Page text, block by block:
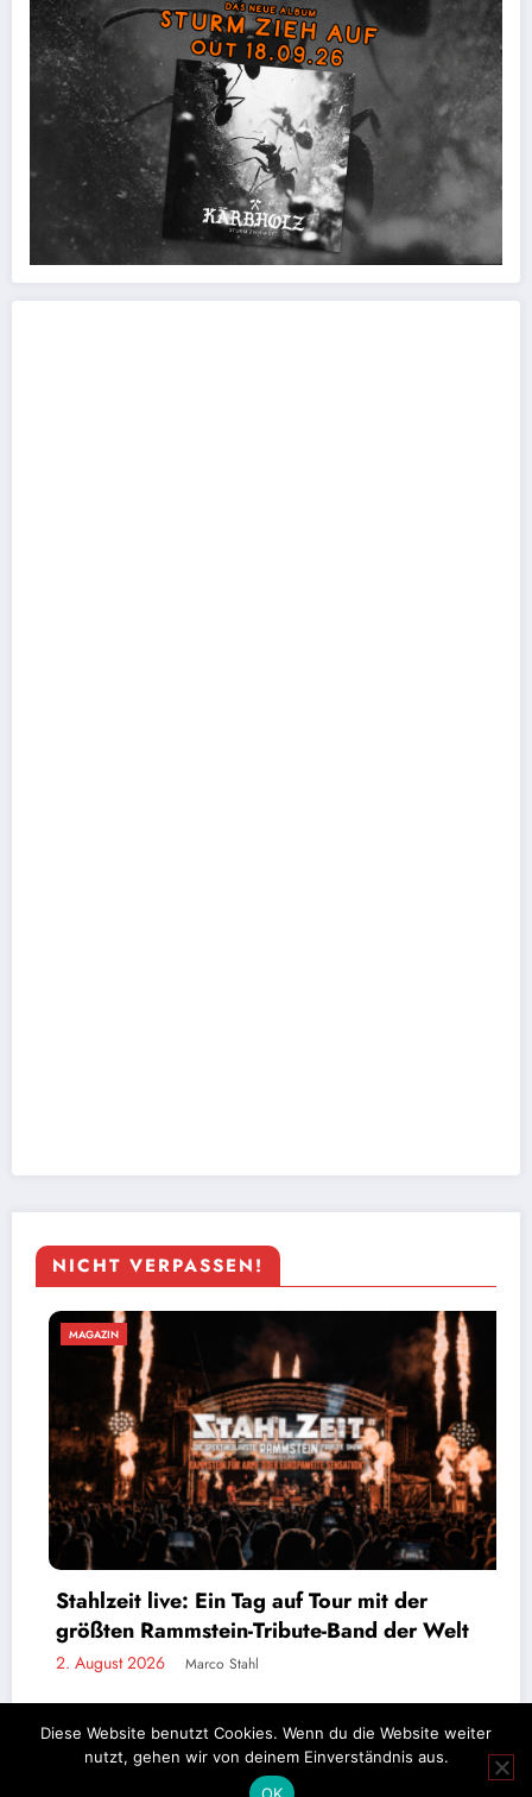
NICHT VERPASSEN!
erreichen – und schuld sind
die anderen
Schmidt
MAGAZIN
Vollgas Party
Comeback
Datenschutz
Diese Website benutzt Cookies. Wenn du die Website weiter
nutzt, gehen wir von deinem Einverständnis aus.
OK